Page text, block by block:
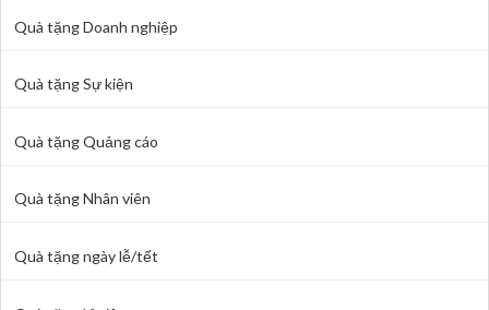
Quà tặng Doanh nghiệp
Quà tặng Sự kiện
Quà tặng Quảng cáo
Quà tặng Nhân viên
Quà tặng ngày lễ/tết